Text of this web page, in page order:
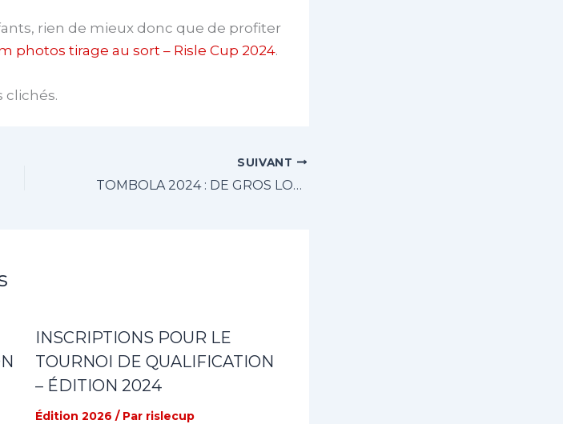
rien de mieux donc que de profiter
photos tirage au sort – Risle Cup 2024.
clichés.
SUIVANT
TOMBOLA 2024 : DE GROS LOTS SONT EN JEUX CETTE ANNEE
INSCRIPTIONS POUR LE
TOURNOI DE QUALIFICATION
– ÉDITION 2024
Édition 2026 / Par rislecup